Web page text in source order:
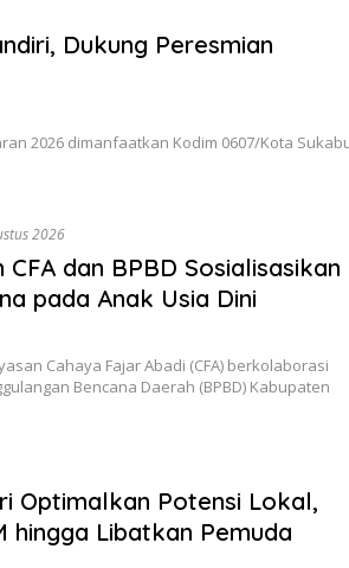
Dukung Peresmian
2026 dimanfaatkan Kodim 0607/Kota
2026
CFA dan BPBD Sosialisasikan
pada Anak Usia Dini
Cahaya Fajar Abadi (CFA) berkolaborasi
Bencana Daerah (BPBD) Kabupaten
Optimalkan Potensi Lokal,
hingga Libatkan Pemuda